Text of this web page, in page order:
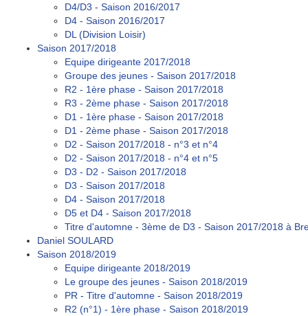
D4/D3 - Saison 2016/2017
D4 - Saison 2016/2017
DL (Division Loisir)
Saison 2017/2018
Equipe dirigeante 2017/2018
Groupe des jeunes - Saison 2017/2018
R2 - 1ère phase - Saison 2017/2018
R3 - 2ème phase - Saison 2017/2018
D1 - 1ère phase - Saison 2017/2018
D1 - 2ème phase - Saison 2017/2018
D2 - Saison 2017/2018 - n°3 et n°4
D2 - Saison 2017/2018 - n°4 et n°5
D3 - D2 - Saison 2017/2018
D3 - Saison 2017/2018
D4 - Saison 2017/2018
D5 et D4 - Saison 2017/2018
Titre d'automne - 3ème de D3 - Saison 2017/2018 à
Daniel SOULARD
Saison 2018/2019
Equipe dirigeante 2018/2019
Le groupe des jeunes - Saison 2018/2019
PR - Titre d'automne - Saison 2018/2019
R2 (n°1) - 1ère phase - Saison 2018/2019